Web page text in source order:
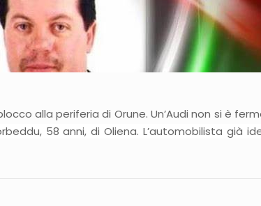
alla periferia di Orune. Un’Audi non si è
58 anni, di Oliena. L’automobilista già